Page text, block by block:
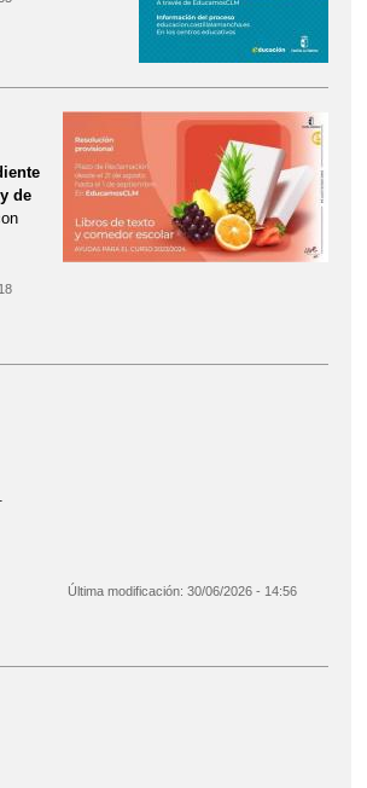
de
Última modificación: 30/06/2026 - 14:56